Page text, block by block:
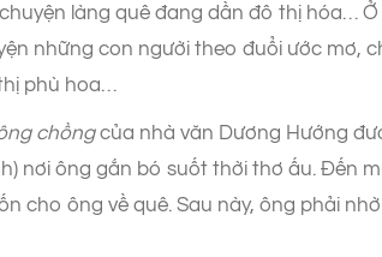
làng quê đang dần đô thị hóa…
những con người theo đuổi ước mơ,
phù hoa…
chồngcủa nhà văn Dương Hướng
nơi ông gắn bó suốt thời thơ ấu. Đến
cho ông về quê. Sau này, ông phải